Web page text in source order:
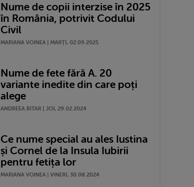
Nume de copii interzise în 2025
în România, potrivit Codului
Civil
MARIANA VOINEA | MARŢI, 02.09.2025
Nume de fete fără A. 20
variante inedite din care poți
alege
ANDREEA BITAR | JOI, 29.02.2024
Ce nume special au ales Iustina
și Cornel de la Insula Iubirii
pentru fetița lor
MARIANA VOINEA | VINERI, 30.08.2024